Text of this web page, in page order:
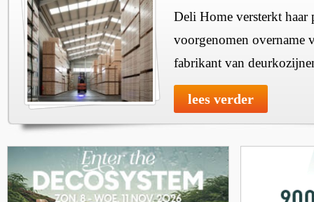
Deli Home versterkt haar
voorgenomen overname
fabrikant van
lees verder